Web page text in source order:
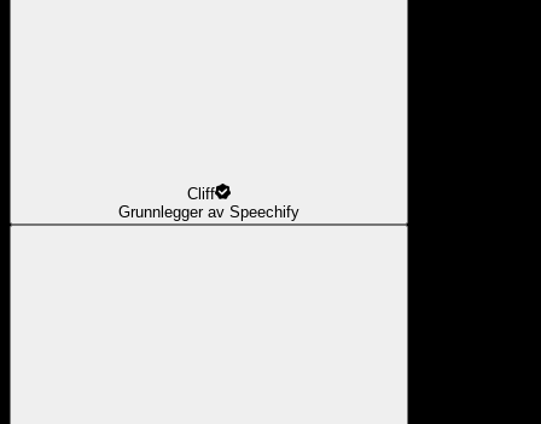
Cliff
Grunnlegger av Speechify